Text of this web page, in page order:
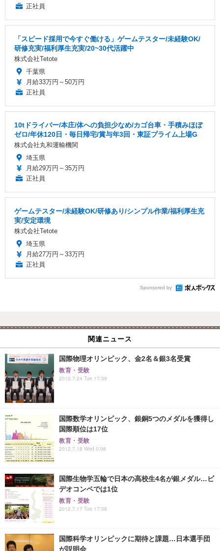
正社員
「スピード採用で今すぐ働ける」ゲームテスター/未経験OK/
研修充実/福利厚生充実/20~30代活躍中
株式会社Tetote
千葉県
月給33万円～50万円
正社員
10tドライバー/本庄/体への負担少なめ/カゴ台車・手積みほぼ
ゼロ/年休120日・毎日帰宅/賞与年3回・東証プライム上場G
株式会社丸和運輸機関
埼玉県
月給29万円～35万円
正社員
ゲームテスター/未経験OK/研修あり/シンプル作業/福利厚生充
実/安定環境
株式会社Tetote
埼玉県
月給27万円～33万円
正社員
Sponsored by
関連ニュース
国際物理オリンピック、金2名＆銀3名受賞
教育・受験
2012.7.24 Tue 17:39
国際数学オリンピック、銀銅5つのメダルを獲得し
国際順位は17位
教育・受験
2012.7.18 Wed 0:08
国際生物学五輪で日本の高校生4名が銀メダル…ビ
デオコンペでは1位
教育・受験
2012.7.17 Tue 17:38
国際科学オリンピックに期待と課題…日本選手団
が説明会